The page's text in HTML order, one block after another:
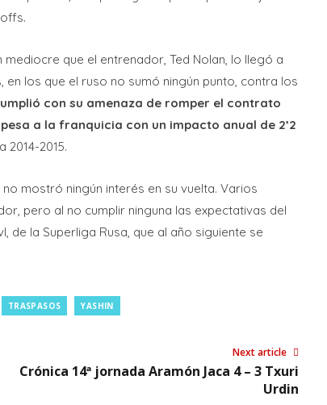
que el entrenador, Ted Nolan, lo llegó a
en los que el ruso no sumó ningún punto, contra los
con su amenaza de romper el contrato
a la franquicia con un impacto anual de 2’2
2015.
mostró ningún interés en su vuelta. Varios
pero al no cumplir ninguna las expectativas del
la Superliga Rusa, que al año siguiente se
TRASPASOS YASHIN
Next article
Crónica 14ª jornada Aramón Jaca 4 – 3 Txuri
Urdin